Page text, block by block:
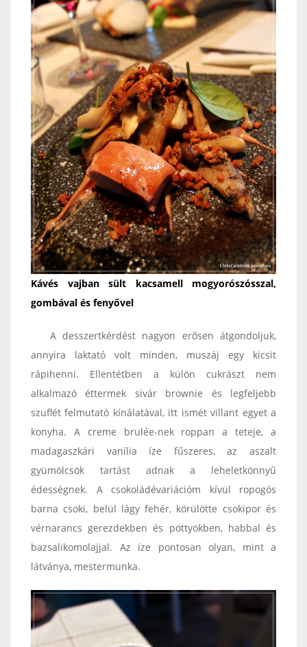
Kávés vajban sült kacsamell mogyorószósszal,
gombával és fenyővel
A desszertkérdést nagyon erősen átgondoljuk,
annyira laktató volt minden, muszáj egy kicsit
rápihenni. Ellentétben a külön cukrászt nem
alkalmazó éttermek sivár brownie és legfeljebb
szuflét felmutató kínálatával, itt ismét villant egyet a
konyha. A creme brulée-nek roppan a teteje, a
madagaszkári vanília íze fűszeres, az aszalt
gyümölcsök tartást adnak a leheletkönnyű
édességnek. A csokoládévariációm kívül ropogós
barna csoki, belül lágy fehér, körülötte csokipor és
vérnarancs gerezdekben és pöttyökben, habbal és
bazsalikomolajjal. Az íze pontosan olyan, mint a
látványa, mestermunka.